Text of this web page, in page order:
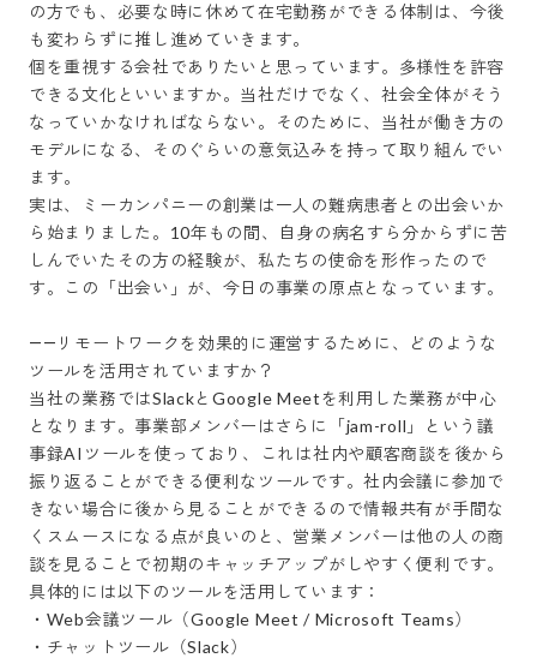
の方でも、必要な時に休めて在宅勤務ができる体制は、今後
も変わらずに推し進めていきます。
個を重視する会社でありたいと思っています。多様性を許容
できる文化といいますか。当社だけでなく、社会全体がそう
なっていかなければならない。そのために、当社が働き方の
モデルになる、そのぐらいの意気込みを持って取り組んでい
ます。
実は、ミーカンパニーの創業は一人の難病患者との出会いか
ら始まりました。10年もの間、自身の病名すら分からずに苦
しんでいたその方の経験が、私たちの使命を形作ったので
す。この「出会い」が、今日の事業の原点となっています。
――リモートワークを効果的に運営するために、どのような
ツールを活用されていますか？
当社の業務ではSlackとGoogle Meetを利用した業務が中心
となります。事業部メンバーはさらに「jam-roll」という議
事録AIツールを使っており、これは社内や顧客商談を後から
振り返ることができる便利なツールです。社内会議に参加で
きない場合に後から見ることができるので情報共有が手間な
くスムースになる点が良いのと、営業メンバーは他の人の商
談を見ることで初期のキャッチアップがしやすく便利です。
具体的には以下のツールを活用しています：
・Web会議ツール（Google Meet / Microsoft Teams）
・チャットツール（Slack）